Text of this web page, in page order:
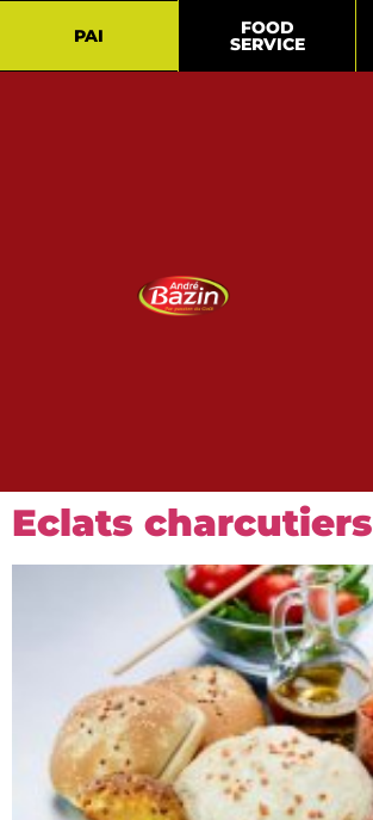
PAI FOOD
SERVICE
Eclats charcutiers